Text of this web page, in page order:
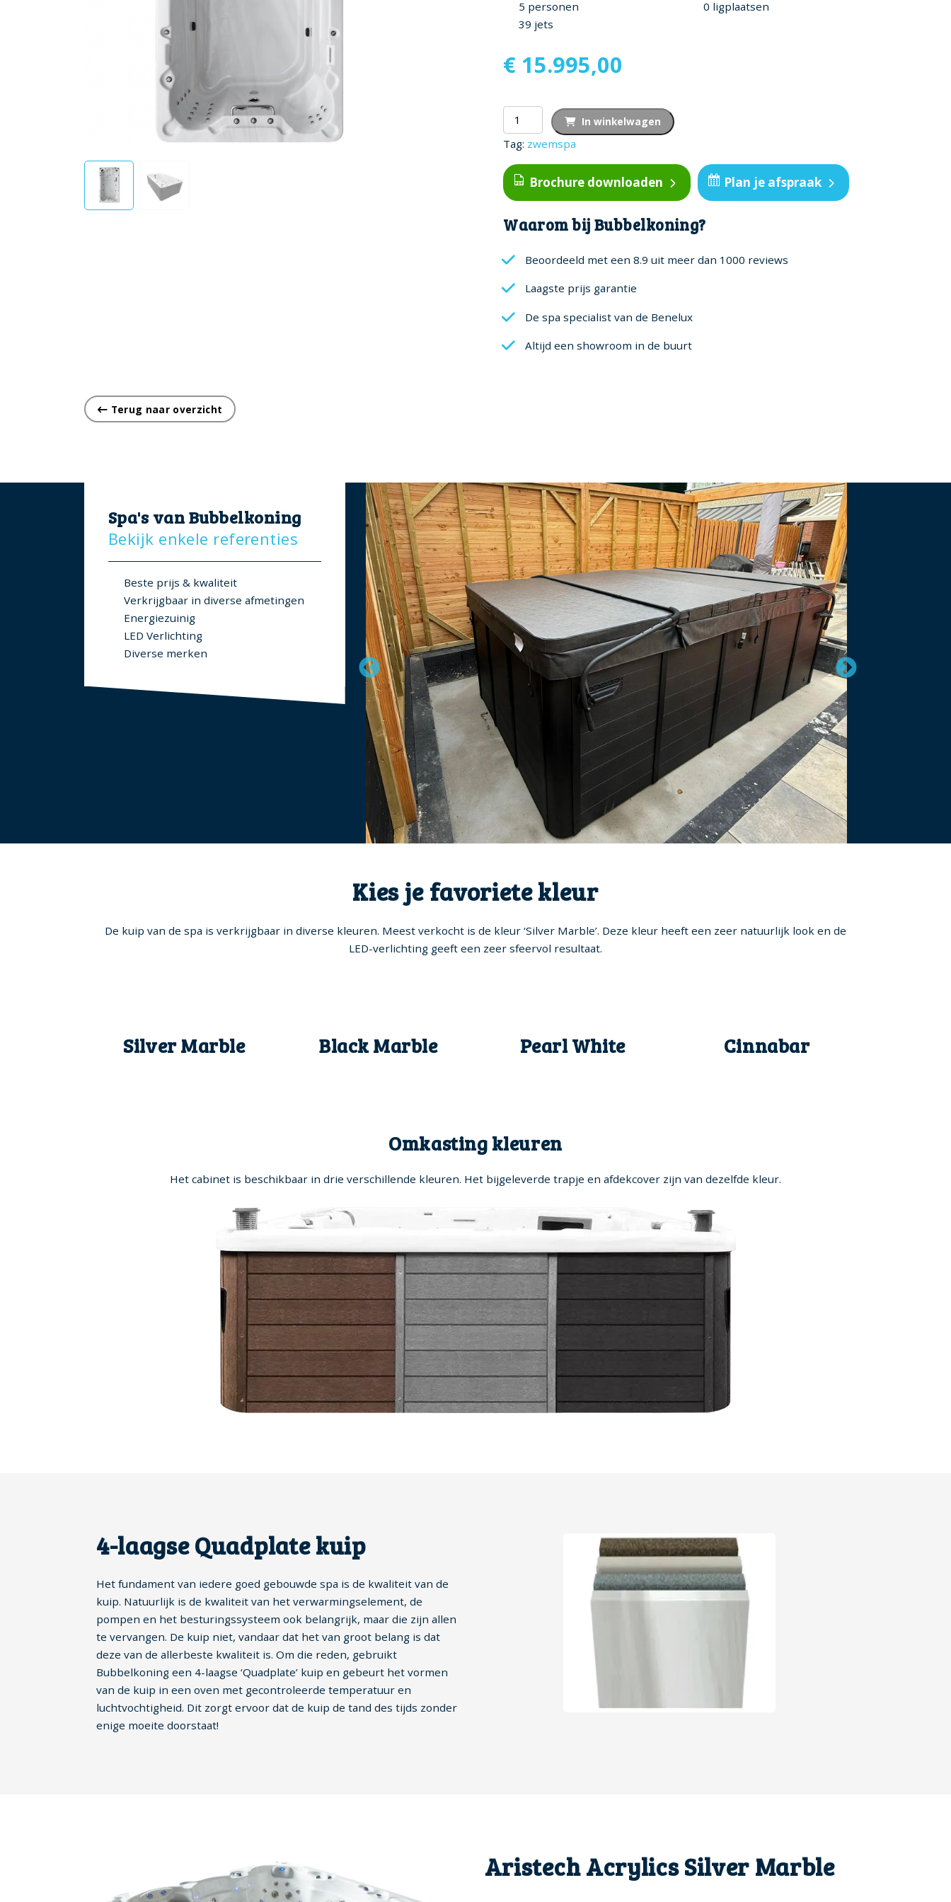
5 personen
39 jets
0 ligplaatsen
€ 15.995,00
Adelaide
Zwemspa
aantal
In winkelwagen
Tag: zwemspa
Brochure downloaden Plan je afspraak
Waarom bij Bubbelkoning?
Beoordeeld met een 8.9 uit meer dan 1000 reviews
Laagste prijs garantie
De spa specialist van de Benelux
Altijd een showroom in de buurt
Terug naar overzicht
Spa's van Bubbelkoning
Bekijk enkele referenties
Beste prijs & kwaliteit
Verkrijgbaar in diverse afmetingen
Energiezuinig
LED Verlichting
Diverse merken
Kies je favoriete kleur
De kuip van de spa is verkrijgbaar in diverse kleuren. Meest verkocht is de kleur ‘Silver Marble’. Deze kleur heeft een zeer natuurlijk look en de
LED-verlichting geeft een zeer sfeervol resultaat.
Silver Marble Black Marble Pearl White Cinnabar
Omkasting kleuren
Het cabinet is beschikbaar in drie verschillende kleuren. Het bijgeleverde trapje en afdekcover zijn van dezelfde kleur.
4-laagse Quadplate kuip
Het fundament van iedere goed gebouwde spa is de kwaliteit van de
kuip. Natuurlijk is de kwaliteit van het verwarmingselement, de
pompen en het besturingssysteem ook belangrijk, maar die zijn allen
te vervangen. De kuip niet, vandaar dat het van groot belang is dat
deze van de allerbeste kwaliteit is. Om die reden, gebruikt
Bubbelkoning een 4-laagse ‘Quadplate’ kuip en gebeurt het vormen
van de kuip in een oven met gecontroleerde temperatuur en
luchtvochtigheid. Dit zorgt ervoor dat de kuip de tand des tijds zonder
enige moeite doorstaat!
Aristech Acrylics Silver Marble